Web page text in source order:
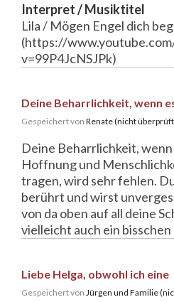
Interpret / Musiktitel
Lila / Mögen Engel dich
(https://
v=99P4JcNSJPk)
Deine Beharrlichkeit, wenn
Gespeichert von Renate (nicht
Deine Beharrlichkeit, wenn
Hoffnung und
tragen, wird sehr fehlen.
berührt und wirst
von da oben auf all deine
vielleicht auch ein bisschen
Liebe Helga, obwohl ich eine
Gespeichert von Jürgen und Familie